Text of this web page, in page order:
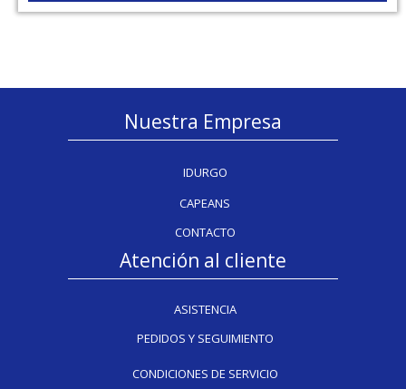
Nuestra Empresa
IDURGO
CAPEANS
CONTACTO
Atención al cliente
ASISTENCIA
PEDIDOS Y SEGUIMIENTO
CONDICIONES DE SERVICIO